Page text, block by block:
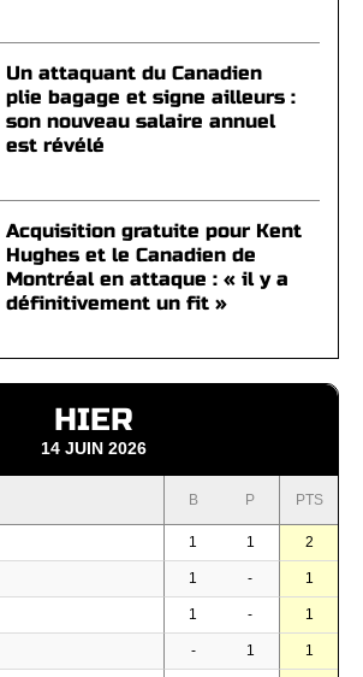
Un attaquant du Canadien
plie bagage et signe ailleurs :
son nouveau salaire annuel
est révélé
Acquisition gratuite pour Kent
Hughes et le Canadien de
Montréal en attaque : « il y a
définitivement un fit »
HIER
14 JUIN 2026
B P PTS
1 1 2
1 - 1
1 - 1
- 1 1